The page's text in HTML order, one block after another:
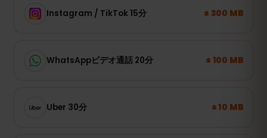
Instagram / TikTok 15分 ± 300 MB
WhatsAppビデオ通話 20分 ± 100 MB
Uber 30分 ± 10 MB